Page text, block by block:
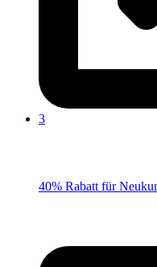
3
40% Rabatt für